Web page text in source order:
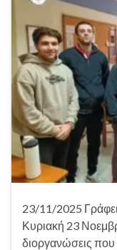
23/11/2025
Κυριακή 23
διοργανώσεις που